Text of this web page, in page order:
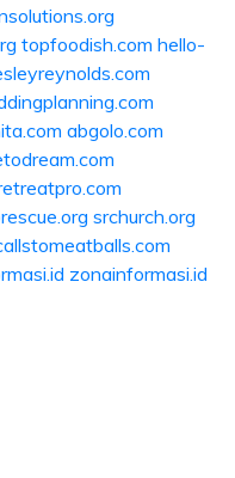
topfoodish.com hello-
abgolo.com
srchurch.org
zonainformasi.id